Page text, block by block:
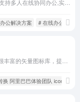
公解决方案 # 在线办公，多
阿里巴巴体验团队 iconfont